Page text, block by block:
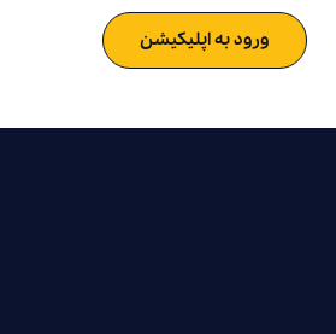
ورود به اپلیکیشن